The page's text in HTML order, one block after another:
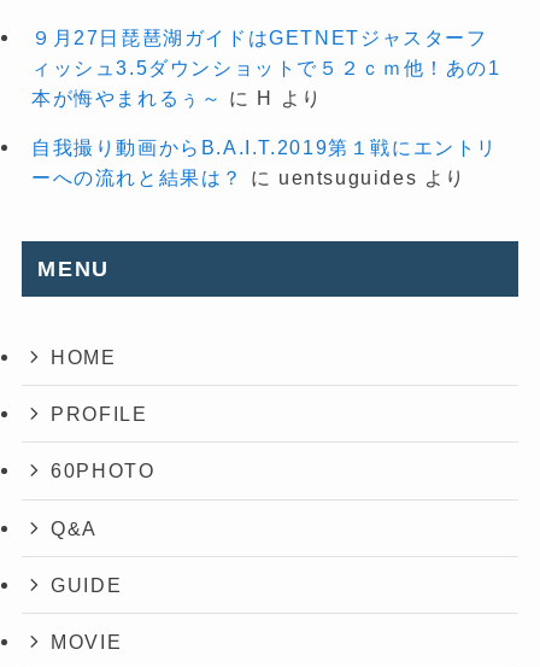
９月27日琵琶湖ガイドはGETNETジャスターフ
ィッシュ3.5ダウンショットで５２ｃｍ他！あの1
本が悔やまれるぅ～
に H より
自我撮り動画からB.A.I.T.2019第１戦にエントリ
ーへの流れと結果は？
に uentsuguides より
MENU
HOME
PROFILE
60PHOTO
Q&A
GUIDE
MOVIE